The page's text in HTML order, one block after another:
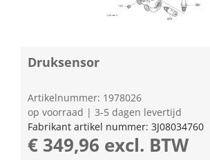
Druksensor
Artikelnummer: 1978026
op voorraad | 3-5 dagen levertijd
Fabrikant artikel nummer: 3J08034760
€ 349,96 excl. BTW